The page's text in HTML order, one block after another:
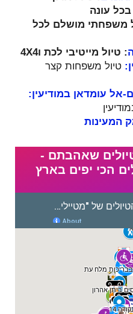
עונה
משפחתי מושלם לכל
: טיול מייטיבי לכת ו4X4
טיול משפחות קצר
אל עומדאן במודיעין:
המעינות
שאהבתם -
הכי יפים בארץ